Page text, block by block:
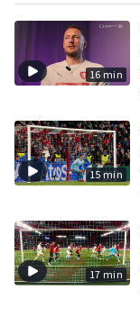
16 min
15 min
17 min